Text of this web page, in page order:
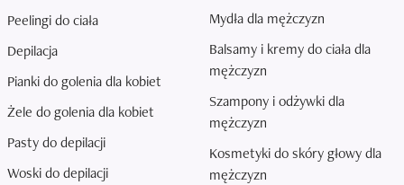
Peelingi do ciała
Depilacja
Pianki do golenia dla kobiet
Żele do golenia dla kobiet
Pasty do depilacji
Woski do depilacji
Mydła dla mężczyzn
Balsamy i kremy do ciała dla
mężczyzn
Szampony i odżywki dla
mężczyzn
Kosmetyki do skóry głowy dla
mężczyzn